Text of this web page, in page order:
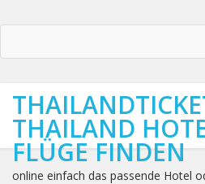
THAILAND
FLÜGE FINDEN
online einfach das passende Hotel